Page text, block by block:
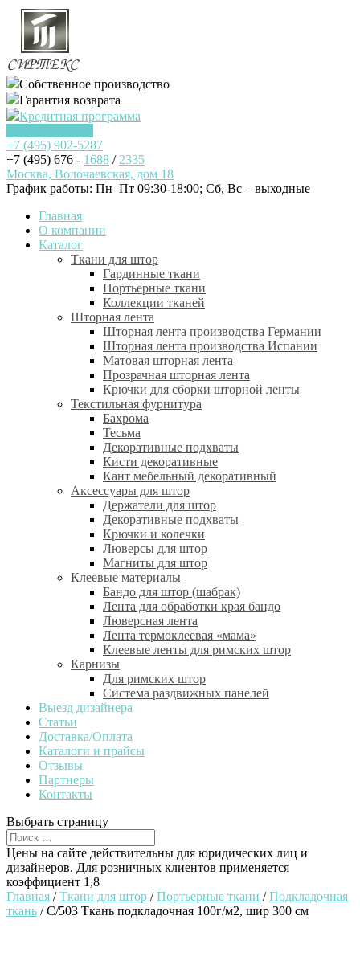
Собственное производство
Гарантия возврата
Кредитная программа
+7 (495) 902-5287
+7 (495) 676 - 1688 / 2335
Москва, Волочаевская, дом 18
График работы: Пн–Пт 09:30-18:00; Cб, Вс – выходные
Главная
О компании
Каталог
Ткани для штор
Гардинные ткани
Портьерные ткани
Коллекции тканей
Шторная лента
Шторная лента производства Германии
Шторная лента производства Испании
Матовая шторная лента
Прозрачная шторная лента
Крючки для сборки шторной ленты
Текстильная фурнитура
Бахрома
Тесьма
Декоративные подхваты
Кисти декоративные
Кант мебельный декоративный
Аксессуары для штор
Держатели для штор
Декоративные подхваты
Крючки и колечки
Люверсы для штор
Магниты для штор
Клеевые материалы
Бандо для штор (шабрак)
Лента для обработки края бандо
Люверсная лента
Лента термоклеевая «мама»
Клеевые ленты для римских штор
Карнизы
Для римских штор
Система раздвижных панелей
Выезд дизайнера
Статьи
Доставка/Оплата
Каталоги и прайсы
Отзывы
Партнеры
Контакты
Выбрать страницу
Цены на сайте действительны для юридических лиц и
дизайнеров. Для розничных клиентов применяется
коэффициент 1,8
Главная /Ткани для штор /Портьерные ткани /Подкладочная
ткань / C/503 Ткань подкладочная 100г/м2, шир 300 см